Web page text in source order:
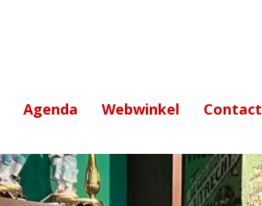
Agenda Webwinkel Contact